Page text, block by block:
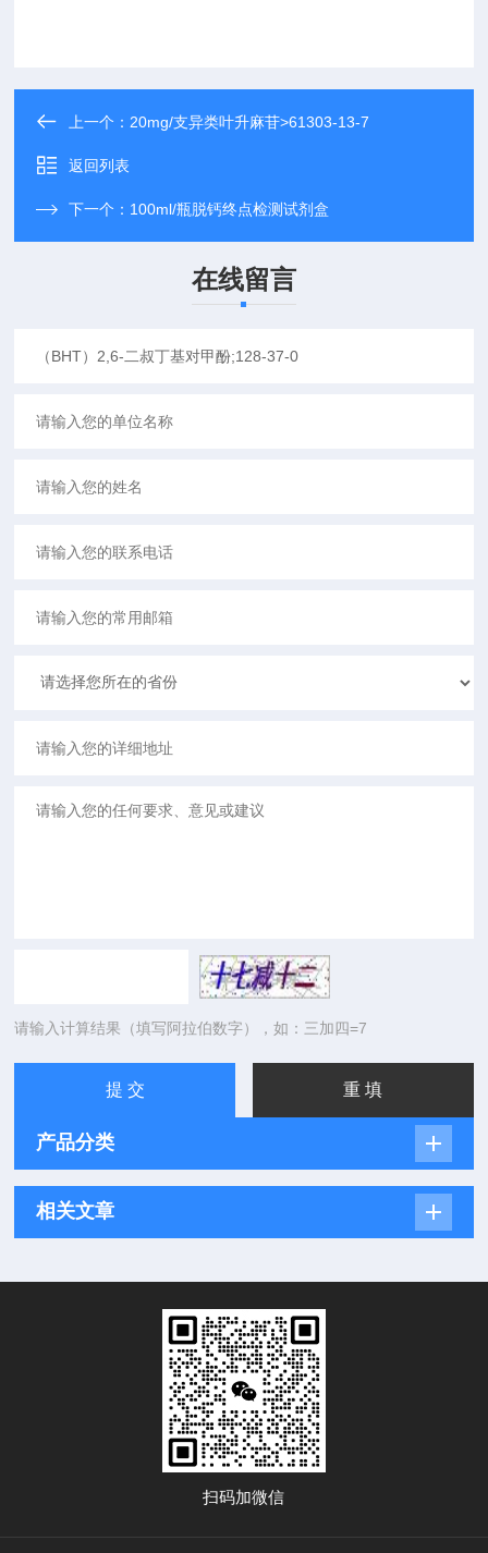
上一个： 20mg/支异类叶升麻苷>61303-13-7
返回列表
下一个： 100ml/瓶脱钙终点检测试剂盒
在线留言
请输入计算结果（填写阿拉伯数字），如：三加四=7
产品分类
相关文章
扫码加微信